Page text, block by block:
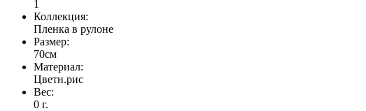
1
Коллекция:
Пленка в рулоне
Размер:
70см
Материал:
Цветн.рис
Вес:
0 г.